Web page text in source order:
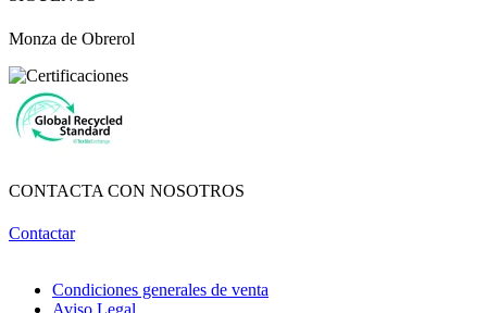
Monza de Obrerol
CONTACTA CON NOSOTROS
Contactar
Condiciones generales de venta